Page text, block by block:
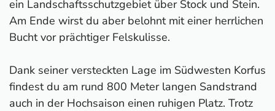
11. Prasoudi Beach
12. Liapades Beach
13. Gardenos Beach
15. Agios Spiridon Beach
Wo auf Korfu übernachten? Meine Hotel-Tipps
Korfu-Reiseführer
ein Landschaftsschutzgebiet über Stock und Stein.
Am Ende wirst du aber belohnt mit einer herrlichen
Bucht vor prächtiger Felskulisse.
Dank seiner versteckten Lage im Südwesten Korfus
findest du am rund 800 Meter langen Sandstrand
auch in der Hochsaison einen ruhigen Platz. Trotz